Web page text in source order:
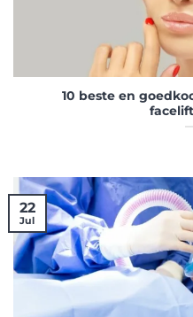
10 beste en
22
Jul